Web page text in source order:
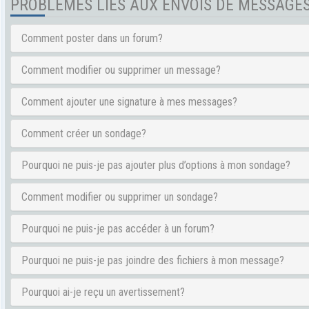
PROBLÈMES LIÉS AUX ENVOIS DE
Comment poster dans un forum?
Comment modifier ou supprimer un message?
Comment ajouter une signature à mes messages?
Comment créer un sondage?
Pourquoi ne puis-je pas ajouter plus d’options à mon sondage?
Comment modifier ou supprimer un sondage?
Pourquoi ne puis-je pas accéder à un forum?
Pourquoi ne puis-je pas joindre des fichiers à mon message?
Pourquoi ai-je reçu un avertissement?